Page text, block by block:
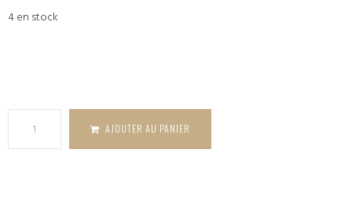
4 en stock
AJOUTER AU PANIER